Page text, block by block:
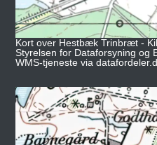
Kort over Hestbæk Trinbræt -
Styrelsen for Dataforsyning og
WMS-tjeneste via